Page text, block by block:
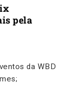
pela
da WBD